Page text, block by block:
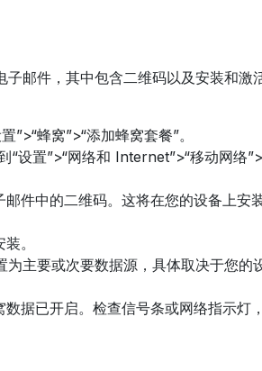
邮件，其中包含二维码以及安装和激
”>“蜂窝”>“添加蜂窝套餐”。
设置”>“网络和 Internet”>“移动网络
件中的二维码。这将在您的设备上安
。
主要或次要数据源，具体取决于您的
据已开启。检查信号条或网络指示灯